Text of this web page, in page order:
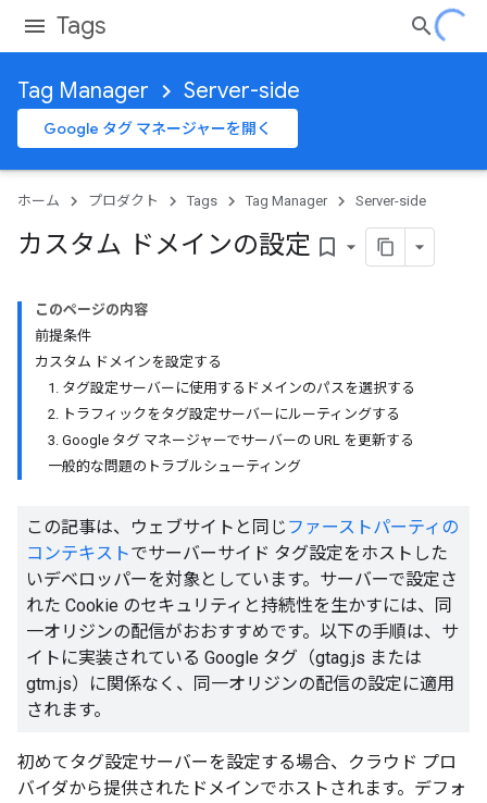
Tags
Tag Manager Server-side
Google タグ マネージャーを開く
ホーム プロダクト Tags Tag Manager Server-side
カスタム ドメインの設定 bookmark_border
このページの内容
前提条件
カスタム ドメインを設定する
1. タグ設定サーバーに使用するドメインのパスを選択する
2. トラフィックをタグ設定サーバーにルーティングする
3. Google タグ マネージャーでサーバーの URL を更新する
一般的な問題のトラブルシューティング
この記事は、ウェブサイトと同じ ファーストパーティの
コンテキストでサーバーサイド タグ設定をホストした
いデベロッパーを対象としています。サーバーで設定さ
れた Cookie のセキュリティと持続性を生かすには、同
一オリジンの配信がおおすすめです。以下の手順は、サ
イトに実装されている Google タグ（gtag.js または
gtm.js）に関係なく、同一オリジンの配信の設定に適用
されます。
初めてタグ設定サーバーを設定する場合、クラウド プロ
バイダから提供されたドメインでホストされます。デフォ